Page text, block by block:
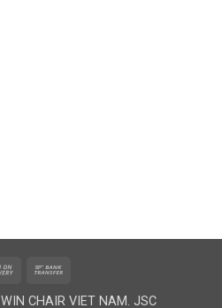
Cash
WIN CHAIR VIET NAM. JSC